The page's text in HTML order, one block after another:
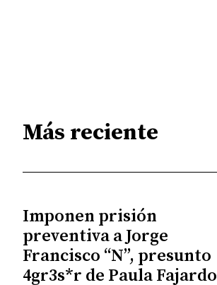
Más reciente
Imponen prisión
preventiva a Jorge
Francisco “N”, presunto
4gr3s*r de Paula Fajardo